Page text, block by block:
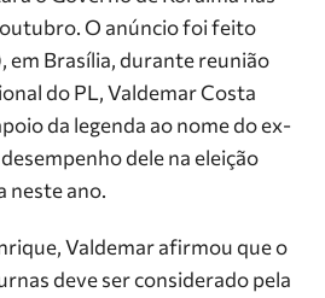
O anúncio foi feito
Brasília, durante reunião
do PL, Valdemar Costa
da legenda ao nome do ex-
dele na eleição
neste ano.
Valdemar afirmou que o
deve ser considerado pela